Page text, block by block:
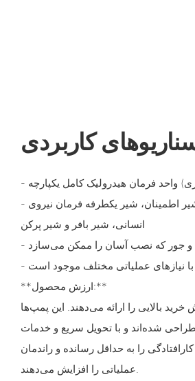
کاربردی
- عملکردهای ترکیبی شیر شامل شیر یکطرفه ورودی، شیر اطمینان، شیر یکطرفه فرمان نیروی
انسانی، شیر بافر و شیر پرکن
و جور که نصب آسان را ممکن می‌سازد
با نیازهای عملیاتی مختلف موجود است
**ارزش محصول:**
بالایی را ارائه می‌دهند. این پمپ‌ها
شده‌اند و با تحویل سریع و خدمات
را به حداقل رسانده و راندمان
عملیاتی را افزایش می‌دهند.